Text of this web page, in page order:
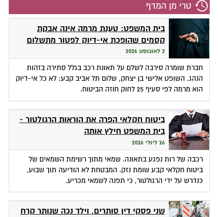
טרי מן המדף
בית המשפט: טענת מרמה אינה אבקת
קסמים שהופכת אי-דיוק לפטור מתשלום
2 לאוגוסט 2026
חברת שומרה סירבה לשלם על תאונת רכב בגלל סתירה בזהות
הנהג. השופט אלישי בן יצחק, שלום תל אביב קבע: לא כל אי-דיוק
הוא מרמה לפי סעיף 25 לחוק חוזה הביטוח.
ביטוח חקלאי הפרה את הוראות הרגולטור -
בית המשפט חילץ אותה
26 ליולי 2026
רכבה של רות נפגע בתאונה. שמאי מתוך רשימת השמאים של
ביטוח חקלאי קבע שומת נזק. המבטחת לא הודיעה תוך שבוע,
כנדרש על ידי הרגולטור, כי תפנה לשמאי מכריע.
שני פסקי דין סותרים, וילד נכה שנותר קרח